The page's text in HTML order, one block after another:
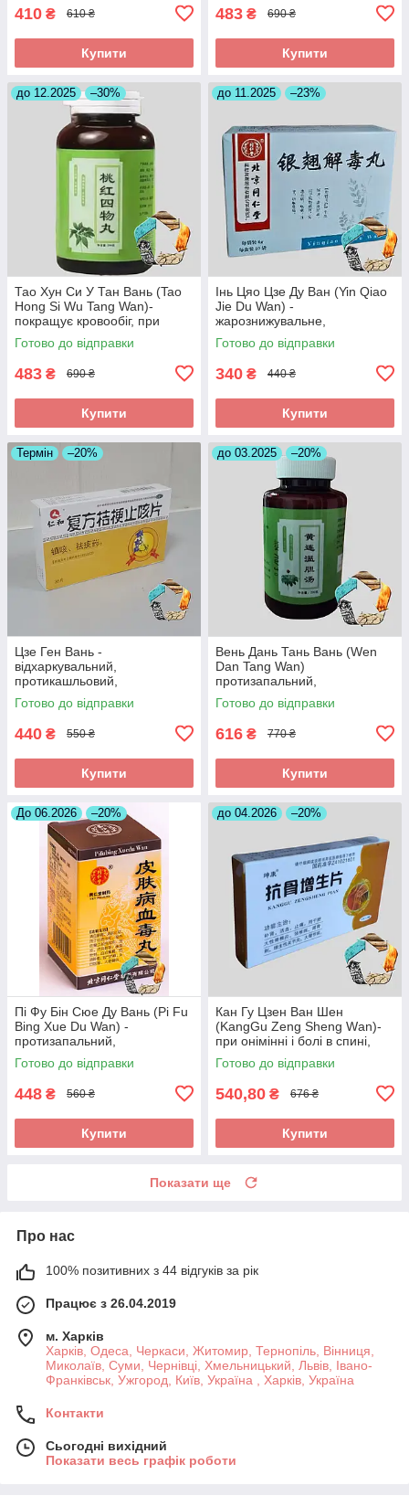
410 ₴ 610 ₴
Купити
483 ₴ 690 ₴
Купити
до 12.2025 –30%
Тао Хун Си У Тан Вань (Tao
Hong Si Wu Tang Wan)-
покращує кровообіг, при
інсульті, головних болях
Готово до відправки
483 ₴ 690 ₴
Купити
до 11.2025 –23%
Інь Цяо Цзе Ду Ван (Yin Qiao
Jie Du Wan) -
жарознижувальне,
протизапальне,антиалергічне
Готово до відправки
340 ₴ 440 ₴
Купити
Термін –20%
Цзе Ген Вань -
відхаркувальний,
протикашльовий,
протизапальний
Готово до відправки
440 ₴ 550 ₴
Купити
до 03.2025 –20%
Вень Дань Тань Вань (Wen
Dan Tang Wan)
протизапальний,
знеболюючий, при
холециститі
Готово до відправки
616 ₴ 770 ₴
Купити
До 06.2026 –20%
Пі Фу Бін Сюе Ду Вань (Pi Fu
Bing Xue Du Wan) -
протизапальний,
протиалергічний,
протисвербіжний,
Готово до відправки
448 ₴ 560 ₴
Купити
до 04.2026 –20%
Кан Гу Цзен Ван Шен
(KangGu Zeng Sheng Wаn)-
при онімінні і болі в спині,
остеохондрозі, радикуліті,
протрузії
Готово до відправки
540,80 ₴ 676 ₴
Купити
Показати ще
Про нас
100% позитивних з 44 відгуків за рік
Працює з 26.04.2019
м. Харків
Харків, Одеса, Черкаси, Житомир, Тернопіль, Вінниця,
Миколаїв, Суми, Чернівці, Хмельницький, Львів, Івано-
Франківськ, Ужгород, Київ, Україна , Харків, Україна
Контакти
Сьогодні вихідний
Показати весь графік роботи